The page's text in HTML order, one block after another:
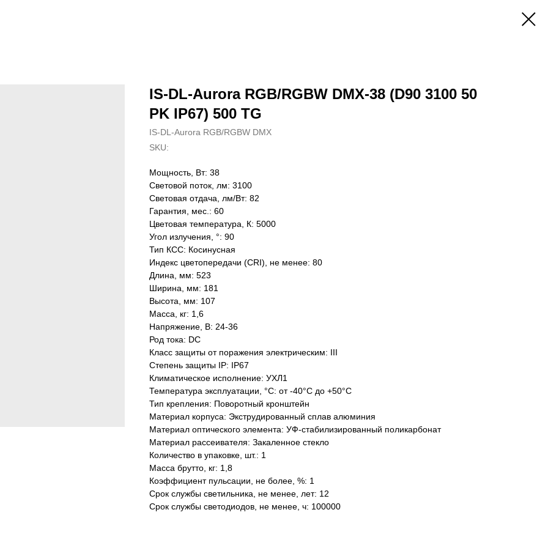
IS-DL-Aurora RGB/RGBW DMX-38 (D90 3100 50
PK IP67) 500 TG
IS-DL-Aurora RGB/RGBW DMX
SKU:
Мощность, Вт: 38
Световой поток, лм: 3100
Световая отдача, лм/Вт: 82
Гарантия, мес.: 60
Цветовая температура, К: 5000
Угол излучения, °: 90
Тип КСС: Косинусная
Индекс цветопередачи (CRI), не менее: 80
Длина, мм: 523
Ширина, мм: 181
Высота, мм: 107
Масса, кг: 1,6
Напряжение, В: 24-36
Род тока: DC
Класс защиты от поражения электрическим: III
Степень защиты IP: IP67
Климатическое исполнение: УХЛ1
Температура эксплуатации, °С: от -40°C до +50°C
Тип крепления: Поворотный кронштейн
Материал корпуса: Экструдированный сплав алюминия
Материал оптического элемента: УФ-стабилизированный поликарбонат
Материал рассеивателя: Закаленное стекло
Количество в упаковке, шт.: 1
Масса брутто, кг: 1,8
Коэффициент пульсации, не более, %: 1
Срок службы светильника, не менее, лет: 12
Срок службы светодиодов, не менее, ч: 100000